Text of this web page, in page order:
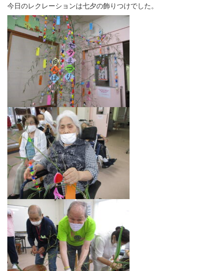
今日のレクレーションは七夕の飾りつけでした。